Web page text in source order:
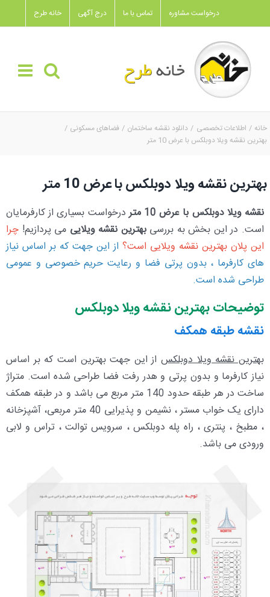
to
content
خانه طرح درج آگهی تماس با ما درخواست مشاوره
خانه اطلاعات تخصصی دانلود نقشه ساختمان
فضاهای مسکونی
بهترین نقشه ویلا دوبلکس با عرض 10 متر
بهترین نقشه ویلا دوبلکس با عرض 10 متر
نقشه ویلا دوبلکس با عرض 10 متر
درخواست بسیاری از کارفرمایان
است. در این بخش به بررسیبهترین نقشه ویلایی می پردازیم! چرا
این پلان بهترین نقشه ویلایی است؟ از این جهت که بر اساس نیاز
های کارفرما ، بدون پرتی فضا و رعایت حریم خصوصی و عمومی
طراحی شده است.
توضیحات بهترین نقشه ویلا دوبلکس
نقشه طبقه همکف
بهترین نقشه ویلا دوبلکساز این جهت بهترین است که بر اساس
نیاز کارفرما و بدون پرتی و هدر رفت فضا طراحی شده است. متراژ
ساخت در هر طبقه حدود 140 متر مربع می باشد و در طبقه همکف
دارای یک خواب مستر ، نشیمن و پذیرایی 40 متر مربعی، آشپزخانه
، مطبخ ، پنتری ، راه پله دوبلکس ، سرویس توالت ، تراس و لابی
ورودی می باشد.